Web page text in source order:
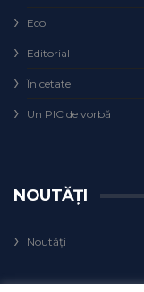
Eco
Editorial
În cetate
Un PIC de vorbă
NOUTĂȚI
Noutăți